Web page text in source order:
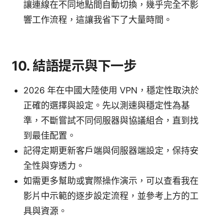
讓連線在不同地點間自動切換，幾乎完全不影
響工作流程，這讓我省下了大量時間。
10. 結語提示與下一步
2026 年在中國大陸使用 VPN，穩定性取決於
正確的選擇與設定。先以測速與穩定性為基
準，不斷嘗試不同伺服器與協議組合，直到找
到最佳配置。
記得定期更新客戶端與伺服器端設定，保持安
全性與穿透力。
如需更多幫助或實際操作演示，可以查看我在
影片中示範的逐步設定流程，並參考上方的工
具與資源。